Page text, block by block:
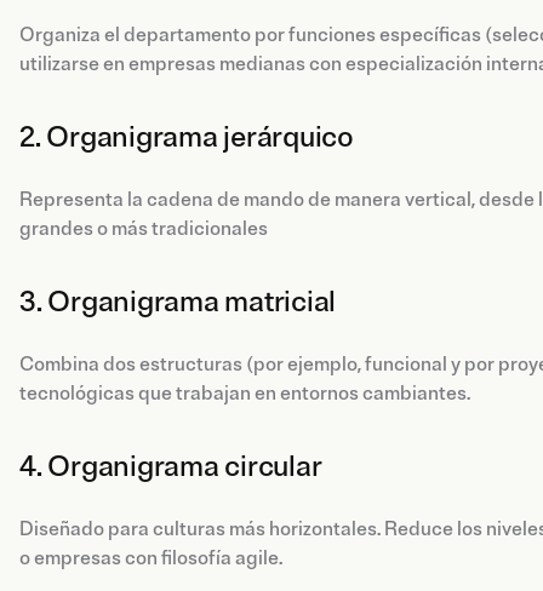
Organiza el departamento por funciones específicas
utilizarse en empresas medianas con especialización
2. Organigrama jerárquico
Representa la cadena de mando de manera vertical,
grandes o más tradicionales
3. Organigrama matricial
Combina dos estructuras (por ejemplo, funcional y por
tecnológicas que trabajan en entornos cambiantes.
4. Organigrama circular
Diseñado para culturas más horizontales. Reduce los
o empresas con filosofía agile.